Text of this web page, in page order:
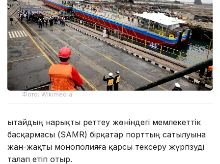
Фото: Wikimedia
Қытайдың нарықты реттеу жөніндегі мемлекеттік
басқармасы (SAMR) бірқатар порттың сатылуына
жан-жақты монополияға қарсы тексеру жүргізуді
талап етіп отыр.